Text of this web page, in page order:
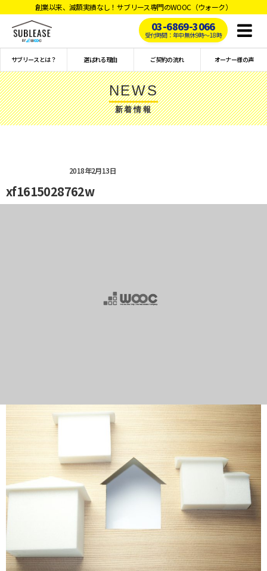
創業以来、減額実績なし！サブリース専門のWOOC（ウォーク）
03-6869-3066
受付時間：年中無休9時〜18時
サブリースとは？ 選ばれる理由 ご契約の流れ オーナー様の声
NEWS
新着情報
2018年2月13日
xf1615028762w